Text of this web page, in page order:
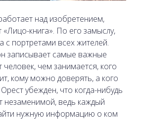
над изобретением,
книга». По его замыслу,
с портретами всех жителей.
записывает самые важные
человек, чем занимается, кого
кому можно доверять, а кого
убежден, что когда-нибудь
незаменимой, ведь каждый
нужную информацию о ком